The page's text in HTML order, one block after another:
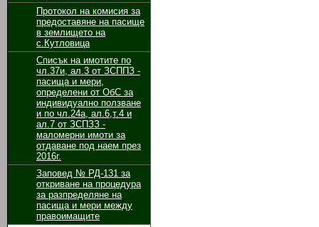
Протокол на комисия за
предоставяне на пасище
в землището на
с.Кутловица
Списък на имотите по
чл.37и, ал.3 от ЗСППЗ -
пасища и мери,
определени от ОбС за
индивидуално ползване
и по чл.24а, ал.6,т.4 и
ал.7 от ЗСПЗЗ -
маломерни имоти за
отдаване под наем през
2016г.
Заповед № РД-131 за
откриване на процедура
за разпределяне на
пасища и мери между
правоимащите